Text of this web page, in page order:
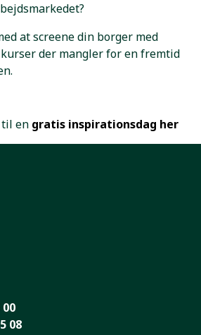
at screene din borger med
der mangler for en fremtid
en gratis inspirationsdag her
00
08